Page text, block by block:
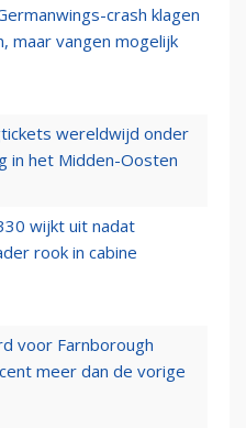
crash klagen
maar vangen mogelijk
wereldwijd onder
in het Midden-Oosten
wijkt uit nadat
rook in cabine
voor Farnborough
meer dan de vorige